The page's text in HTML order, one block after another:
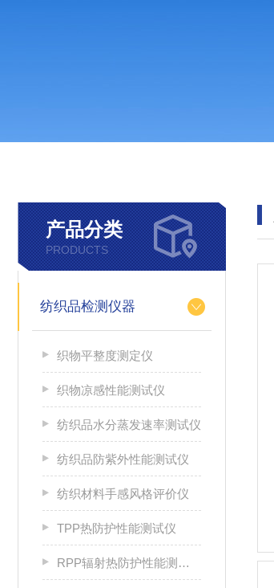
产品分类
PRODUCTS
纺织品检测仪器
织物平整度测定仪
织物凉感性能测试仪
纺织品水分蒸发速率测试仪
纺织品防紫外性能测试仪
纺织材料手感风格评价仪
TPP热防护性能测试仪
RPP辐射热防护性能测试仪